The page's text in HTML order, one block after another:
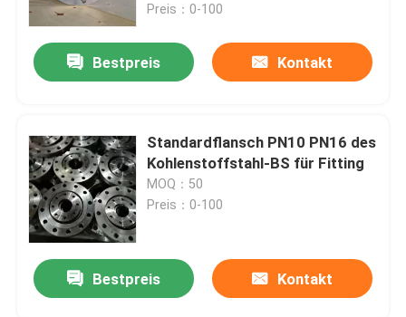
Preis：0-100
Bestpreis Kontakt
Standardflansch PN10 PN16 des
Kohlenstoffstahl-BS für Fitting
MOQ：50
Preis：0-100
Bestpreis Kontakt